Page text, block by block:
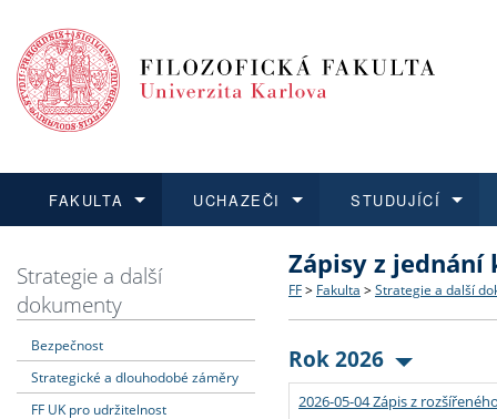
FAKULTA
Dozvědět se více
Struktura a historie
Strategie a další
Podpora a benefity pro
UCHAZEČI
Podat přihlášku
Co studovat a jak se
Učitelské studijní
Informace k průběhu
STUDUJÍCÍ
Dozvědět se více
Bakalářské a magisterské
Doktorské studium
Rigorózní řízení
Dozvědět se více
O vědě a výzkumu na FF
Akademické kvalifikace
Granty a projekty
Dozvědět se více
Aktuální nabídky a
Vyjíždějící studenti
Přijíždějící studenti
Strategie a další
dokumenty
Bezpečnost
Strategické a dlouhodobé záměry
FF UK pro udržitelnost
Zápisy z jednání
FF > Fakulta > Strategie a další
Rok 2026
2026-05-04 Zápis z